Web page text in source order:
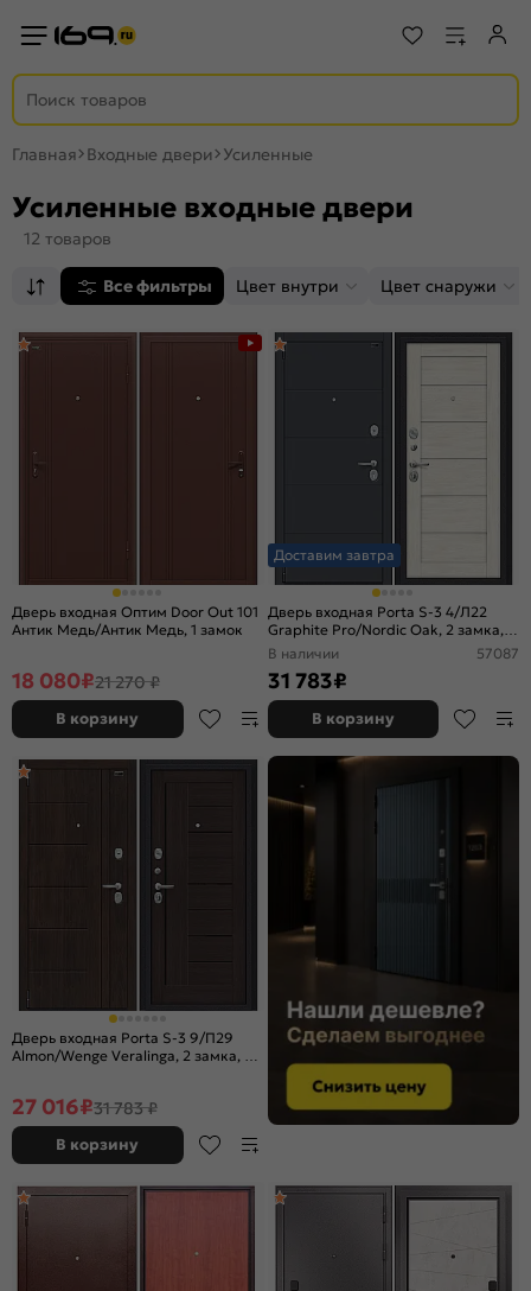
Главная Входные двери Усиленные
Усиленные входные двери
12 товаров
Все фильтры Цвет внутри Цвет снаружи
Дверь входная Оптим Door Out 101
Антик Медь/Антик Медь, 1 замок
18 080₽21 270 ₽
В корзину
Доставим завтра
Дверь входная Porta S-3 4/Л22
Graphite Pro/Nordic Oak, 2 замка, с
ночной задвижкой
В наличии 57087
31 783₽
В корзину
Дверь входная Porta S-3 9/П29
Almon/Wenge Veralinga, 2 замка, с
27 016₽31 783 ₽
В корзину